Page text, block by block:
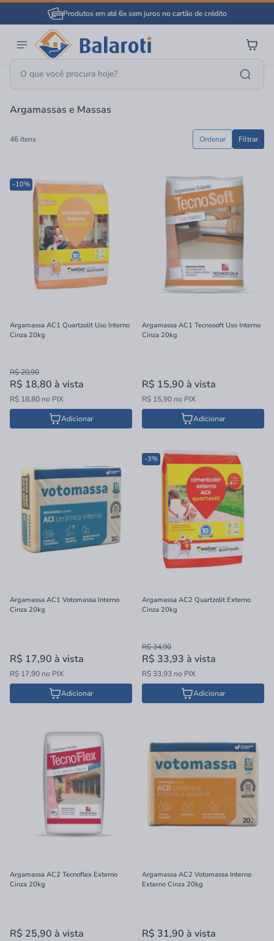
Produtos em até 6x sem juros no cartão de crédito
Página Inicial Material De Construção
Argamassas e Massas
46 itens Filtrar
Ordenar
-10%
Argamassa AC1 Quartzolit Uso Interno
Cinza 20kg
R$ 20,90
R$ 18,80 à vista
R$ 18,80 no PIX
Adicionar
Argamassa AC1 Tecnosoft Uso Interno
Cinza 20kg
R$ 15,90 à vista
R$ 15,90 no PIX
Adicionar
Argamassa AC1 Votomassa Interno
Cinza 20kg
R$ 17,90 à vista
R$ 17,90 no PIX
Adicionar
-3%
Argamassa AC2 Quartzolit Externo
Cinza 20kg
R$ 34,90
R$ 33,93 à vista
R$ 33,93 no PIX
Adicionar
Argamassa AC2 Tecnoflex Externo
Cinza 20kg
R$ 25,90 à vista
Argamassa AC2 Votomassa Interno
Externo Cinza 20kg
R$ 31,90 à vista